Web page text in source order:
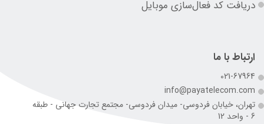
دریافت کد فعال‌سازی موبایل
ارتباط با ما
021-67964
info@payatelecom.com
تهران، خیابان فردوسی- میدان فردوسی- مجتمع تجارت جهانی - طبقه
6 - واحد 12